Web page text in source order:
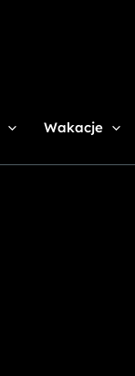
Wakacje